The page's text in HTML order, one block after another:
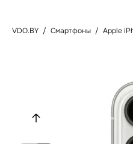
VDO.BY / Смартфоны / Apple